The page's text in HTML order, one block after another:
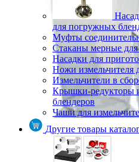
для погружных
Муфты
Стаканы мерные для
Насадки для
Ножи измельчителя
Измельчители в
Крышки-редукторы
блендеров
Чаши для
Другие товары